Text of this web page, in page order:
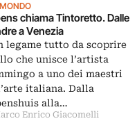
chiama Tintoretto. Dalle
a Venezia
legame tutto da scoprire
che unisce l’artista
a uno dei maestri
italiana. Dalla
alla…
Enrico Giacomelli